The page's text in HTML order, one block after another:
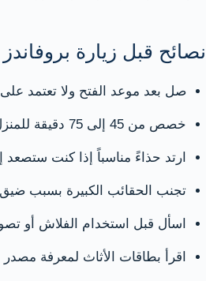
نصائح قبل زيارة
صل بعد موعد الفتح ولا تعتمد على
خصص من 45 إلى 75 دقيقة للمنزل والحديقة.
ارتد حذاءً مناسباً إذا كنت ستصعد
تجنب الحقائب الكبيرة بسبب
اسأل قبل استخدام الفلاش أو
اقرأ بطاقات الأثاث لمعرفة مصدر